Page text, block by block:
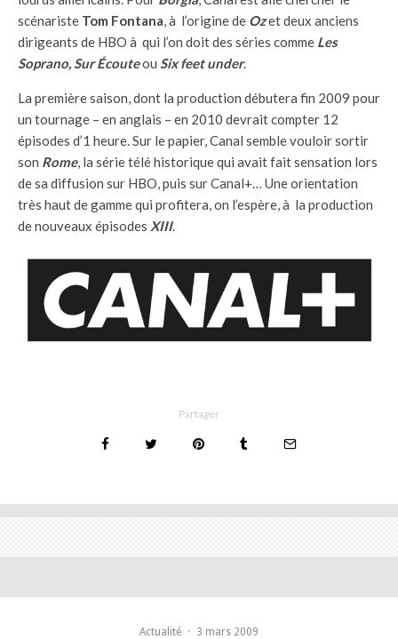
scénariste Tom Fontana, à l’origine de Ozet deux anciens
dirigeants de HBO à qui l’on doit des séries comme Les
Soprano, Sur Écouteou Six feet under.
La première saison, dont la production débutera fin 2009 pour
un tournage – en anglais – en 2010 devrait compter 12
épisodes d’1 heure. Sur le papier, Canal semble vouloir sortir
son Rome, la série télé historique qui avait fait sensation lors
de sa diffusion sur HBO, puis sur Canal+… Une orientation
très haut de gamme qui profitera, on l’espère, à la production
de nouveaux épisodes XIII.
Partager
Actualité · 3 mars 2009